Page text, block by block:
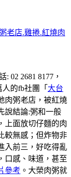
老店.雞捲.紅燒肉
02 2681 8177，
的fb社團「 大台
肉粥老店，被紅燒
說結論:粥和一般
上面放切仔麵的肉
較無感；但炸物非
入前三，好吃得亂
口感、味道，甚至
參考 。大榮肉粥就